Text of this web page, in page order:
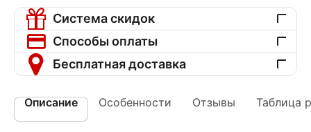
Система скидок
Способы оплаты
Бесплатная доставка
Описание Особенности Отзывы Таблица